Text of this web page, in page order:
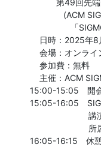
15:00-15:05　開
15:05-16:05　
講演者：
所属：日
16:05-16:15　休